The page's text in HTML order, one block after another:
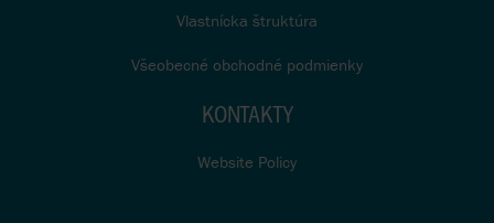
Vlastnícka štruktúra
Všeobecné obchodné podmienky
KONTAKTY
Website Policy